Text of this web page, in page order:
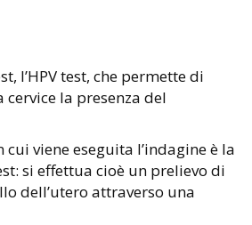
l’HPV test, che permette di
la presenza del
viene eseguita l’indagine è la
si effettua cioè un prelievo di
dell’utero attraverso una